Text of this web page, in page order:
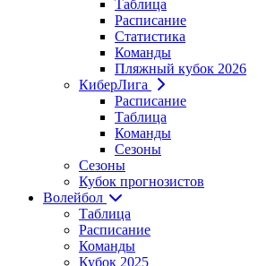
Таблица
Расписание
Статистика
Команды
Пляжный кубок 2026
КиберЛига
Расписание
Таблица
Команды
Сезоны
Сезоны
Кубок прогнозистов
Волейбол
Таблица
Расписание
Команды
Кубок 2025